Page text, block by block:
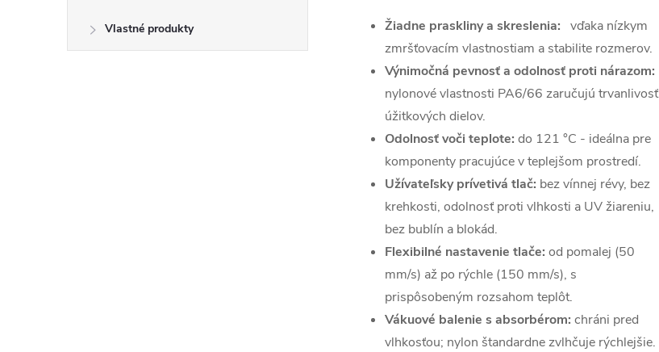
Vlastné produkty
Žiadne praskliny a skreslenia: vďaka nízkym
zmršťovacím vlastnostiam a stabilite rozmerov.
Výnimočná pevnosť a odolnosť proti nárazom:
nylonové vlastnosti PA6/66 zaručujú trvanlivosť
úžitkových dielov.
Odolnosť voči teplote: do 121 °C - ideálna pre
komponenty pracujúce v teplejšom prostredí.
Užívateľsky prívetivá tlač: bez vínnej révy, bez
krehkosti, odolnosť proti vlhkosti a UV žiareniu,
bez bublín a blokád.
Flexibilné nastavenie tlače: od pomalej (50
mm/s) až po rýchle (150 mm/s), s
prispôsobeným rozsahom teplôt.
Vákuové balenie s absorbérom: chráni pred
vlhkosťou; nylon štandardne zvlhčuje rýchlejšie.